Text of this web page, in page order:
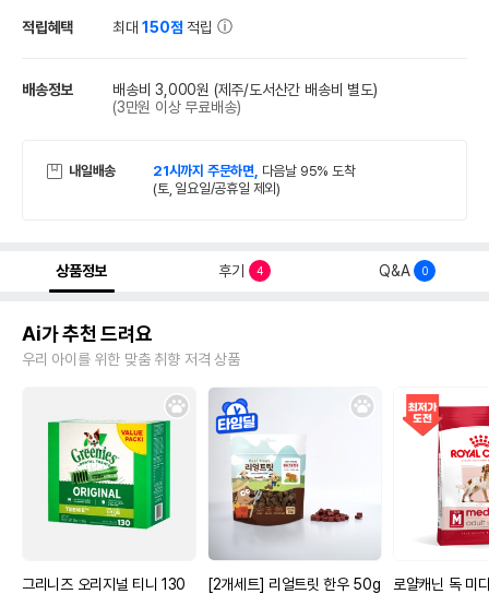
적립혜택 최대150점 적립
배송정보 배송비 3,000원 (제주/도서산간 배송비 별도)
(3만원 이상 무료배송)
내일배송 21시까지 주문하면, 다음날 95% 도착
(토, 일요일/공휴일 제외)
상품정보 후기 4 Q&A 0
Ai가 추천 드려요
우리 아이를 위한 맞춤 취향 저격 상품
그리니즈 오리지널 티니 130
[2개세트] 리얼트릿 한우 50g
로얄캐닌 독 미